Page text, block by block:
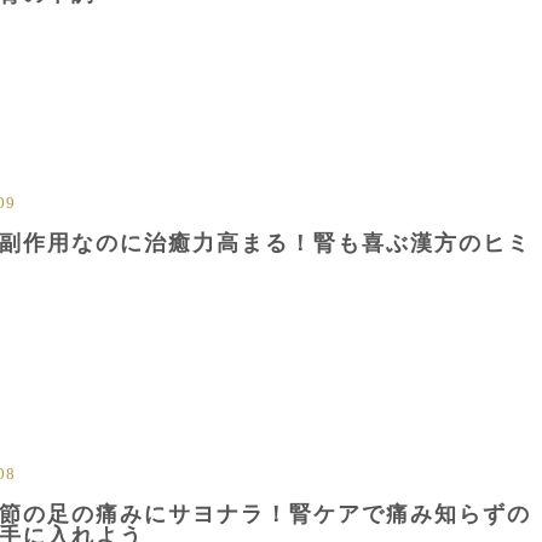
作用なのに治癒力高まる！腎も喜ぶ漢方のヒミ
の足の痛みにサヨナラ！腎ケアで痛み知らずの
に入れよう